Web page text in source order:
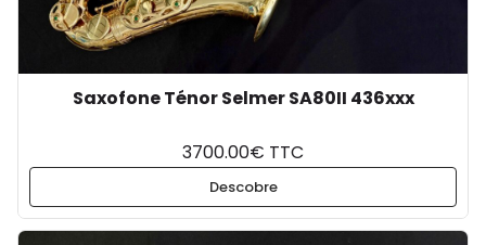
Saxofone Ténor Selmer SA80II 436xxx
3700.00€ TTC
Descobre